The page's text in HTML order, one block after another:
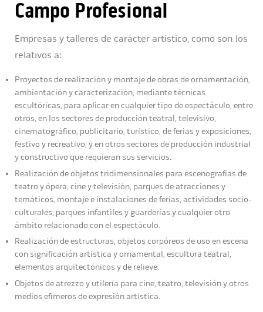
Campo Profesional
Empresas y talleres de carácter artístico, como son los
relativos a:
Proyectos de realización y montaje de obras de ornamentación,
ambientación y caracterización, mediante técnicas
escultóricas, para aplicar en cualquier tipo de espectáculo, entre
otros, en los sectores de producción teatral, televisivo,
cinematográfico, publicitario, turístico, de ferias y exposiciones,
festivo y recreativo, y en otros sectores de producción industrial
y constructivo que requieran sus servicios.
Realización de objetos tridimensionales para escenografías de
teatro y ópera, cine y televisión, parques de atracciones y
temáticos, montaje e instalaciones de ferias, actividades socio-
culturales, parques infantiles y guarderías y cualquier otro
ámbito relacionado con el espectáculo.
Realización de estructuras, objetos corpóreos de uso en escena
con significación artística y ornamental, escultura teatral,
elementos arquitectónicos y de relieve.
Objetos de atrezzo y utilería para cine, teatro, televisión y otros
medios efímeros de expresión artística.